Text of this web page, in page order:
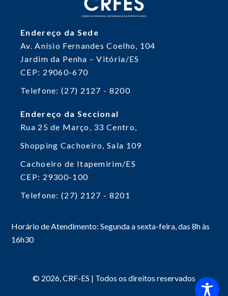
Endereço da Sede
Av. Anísio Fernandes Coelho, 104
Jardim da Penha – Vitória/ES
CEP: 29060-670
Telefone: (27) 2127 - 8200
Endereço da Seccional
Rua 25 de Março, 33Centro,
Shopping Cachoeiro, Sala 109
Cachoeiro de Itapemirim/ES
CEP: 29300-100
Telefone: (27) 2127 - 8201
Horário de Atendimento: Segunda a sexta-feira, das 8h às
16h30
© 2026, CRF-ES | Todos os direitos reservados